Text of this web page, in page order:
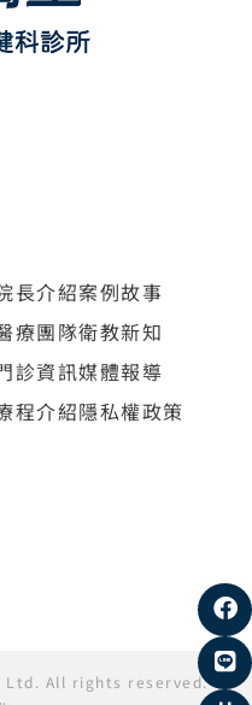
長介紹
療團隊
診資訊
程介紹
案例故事
衛教新知
媒體報導
隱私權政策
Ltd. All rights reserved.